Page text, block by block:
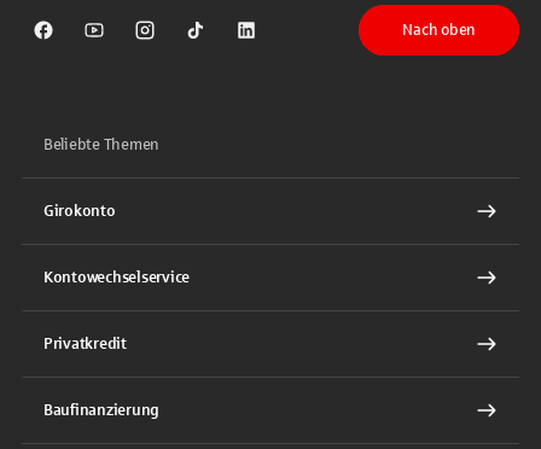
Sparkasse auf Facebook
Sparkasse auf Youtube
Sparkasse auf Instagram
Sparkasse auf TikTok
Sparkasse auf LinkedIn
Nach oben
Beliebte Themen
Girokonto
Kontowechselservice
Privatkredit
Baufinanzierung